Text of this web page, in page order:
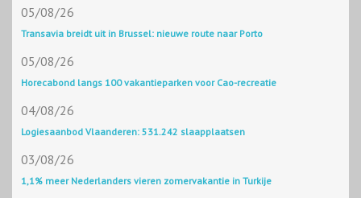
05/08/26
Transavia breidt uit in Brussel: nieuwe route naar Porto
05/08/26
Horecabond langs 100 vakantieparken voor Cao-recreatie
04/08/26
Logiesaanbod Vlaanderen: 531.242 slaapplaatsen
03/08/26
1,1% meer Nederlanders vieren zomervakantie in Turkije